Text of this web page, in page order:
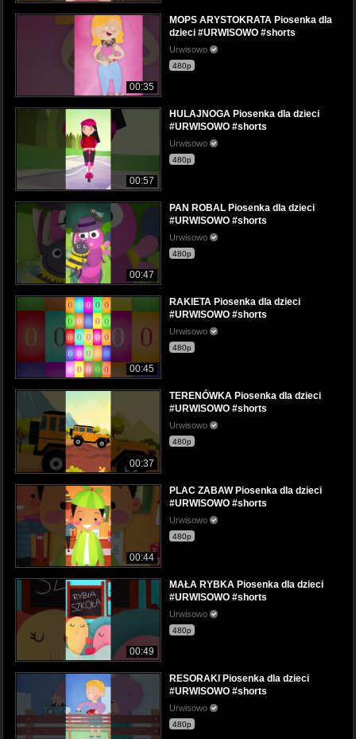
00:35
MOPS ARYSTOKRATA Piosenka dla
dzieci #URWISOWO #shorts
Urwisowo
480p
00:57
HULAJNOGA Piosenka dla dzieci
#URWISOWO #shorts
Urwisowo
480p
00:47
PAN ROBAL Piosenka dla dzieci
#URWISOWO #shorts
Urwisowo
480p
00:45
RAKIETA Piosenka dla dzieci
#URWISOWO #shorts
Urwisowo
480p
00:37
TERENÓWKA Piosenka dla dzieci
#URWISOWO #shorts
Urwisowo
480p
00:44
PLAC ZABAW Piosenka dla dzieci
#URWISOWO #shorts
Urwisowo
480p
00:49
MAŁA RYBKA Piosenka dla dzieci
#URWISOWO #shorts
Urwisowo
480p
RESORAKI Piosenka dla dzieci
#URWISOWO #shorts
Urwisowo
480p